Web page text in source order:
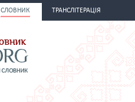
СЛОВНИК ТРАНСЛІТЕРАЦІЯ